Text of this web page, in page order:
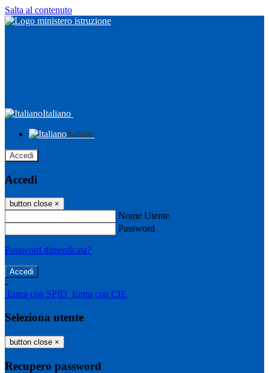
Salta al contenuto
Italiano
Italiano
Accedi
Accedi
button close ×
Nome Utente
Password
Password dimenticata?
-
Entra con SPID Entra con CIE
Seleziona utente
button close ×
Recupero password